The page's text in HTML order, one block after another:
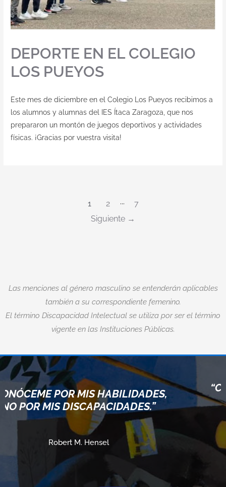
DEPORTE EN EL COLEGIO
LOS PUEYOS
Este mes de diciembre en el Colegio Los Pueyos recibimos a
los alumnos y alumnas del IES Ítaca Zaragoza, que nos
prepararon un montón de juegos deportivos y actividades
físicas. ¡Gracias por vuestra visita!
1 2 ···
7
Siguiente
Las menciones al género masculino se entenderán aplicables
también a su correspondiente femenino.
El término Discapacidad Intelectual se utiliza por ser el término
vigente en las Instituciones Públicas.
“CUANDO ACEPTAMOS
LÍMITES, VAMOS MÁS ALLÁ DE
ELLOS.”
Albert Einstein